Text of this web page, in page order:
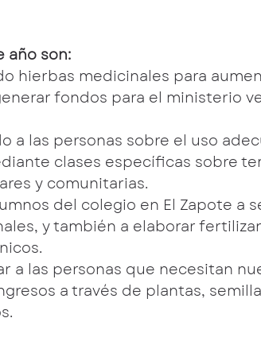
año son:
hierbas medicinales para
fondos para el ministerio
a las personas sobre el uso
clases específicas sobre
y comunitarias.
del colegio en El Zapote a
y también a elaborar
a las personas que necesitan
a través de plantas,